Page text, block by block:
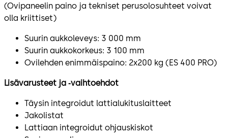
(Ovipaneelin paino ja tekniset perusolosuhteet voivat
olla kriittiset)
Suurin aukkoleveys: 3 000 mm
Suurin aukkokorkeus: 3 100 mm
Ovilehden enimmäispaino: 2x200 kg (ES 400 PRO)
Lisävarusteet ja ‑vaihtoehdot
Täysin integroidut lattialukituslaitteet
Jakolistat
Lattiaan integroidut ohjauskiskot